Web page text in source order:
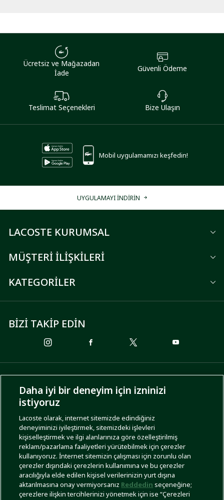
Ücretsiz ve Mağazadan
İade
Güvenli Ödeme
Teslimat Seçenekleri Bize Ulaşın
Mobil uygulamamızı keşfedin!
UYGULAMAYI İNDİRİN
LACOSTE KURUMSAL
MÜŞTERİ İLİŞKİLERİ
KATEGORİLER
BİZİ TAKİP EDİN
ÖDEME SEÇENEKLERİ
KARGO SEÇENEKLERİ
Daha iyi bir deneyim için izninizi
istiyoruz
Lacoste olarak, internet sitemizde edindiğiniz
deneyiminizi iyileştirmek, sitemizdeki işlevleri
kişiselleştirmek ve ilgi alanlarınıza göre özelleştirilmiş
reklam/pazarlama faaliyetleri yürütebilmek için çerezler
kullanıyoruz. İnternet sitemizin çalışması için zorunlu olan
çerezler dışındaki çerezlerin kullanımına ve bu çerezler
aracılığıyla elde edilen kişisel verilerinizin yurt dışına
aktarılmasına onay vermiyorsanız Reddedin seçeneğine;
çerezlere ilişkin tercihlerinizi yönetmek için ise “Çerezleri